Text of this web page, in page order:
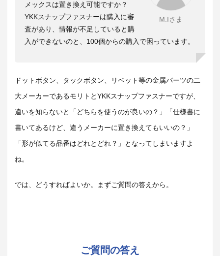
M.Iさま
メックスは置き換え可能ですか？
YKKスナップファスナーは購入に審
査があり、情報が不足していると購
入ができないのと、100個からの購入で困っています。
ドットボタン、タックボタン、リベット等の金属パーツの二
大メーカーであるモリトとYKKスナップファスナーですが、
違いを知らないと「どちらを使うのが良いの？」「仕様書に
書いてあるけど、違うメーカーに置き換えてもいいの？」
「形が似てる品番はどれとどれ？」となってしまいますよ
ね。
では、どうすればよいか。まずご質問の答えから。
ご質問の答え